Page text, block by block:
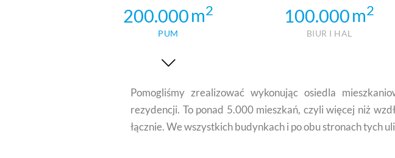
200.000m2 100.000m2
PUM BIUR I HAL
Pomogliśmy zrealizować wykonując osiedla
rezydencji. To ponad 5.000 mieszkań, czyli więcej niż
łącznie. We wszystkich budynkach i po obu stronach tych